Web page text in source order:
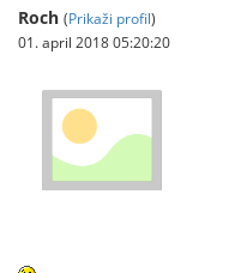
Roch (Prikaži profil)
01. april 2018 05:20:20